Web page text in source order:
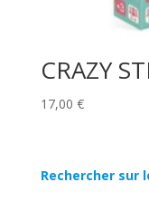
CRAZY
17,00 €
Rechercher sur